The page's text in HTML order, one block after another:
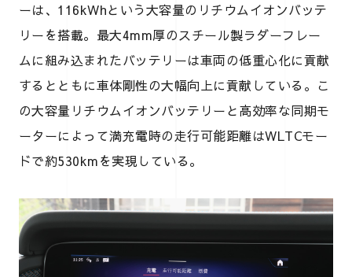
ーは、116kWhという大容量のリチウムイオンバッテ
リーを搭載。最大4mm厚のスチール製ラダーフレー
ムに組み込まれたバッテリーは車両の低重心化に貢献
するとともに車体剛性の大幅向上に貢献している。こ
の大容量リチウムイオンバッテリーと高効率な同期モ
ーターによって満充電時の走行可能距離はWLTCモー
ドで約530kmを実現している。